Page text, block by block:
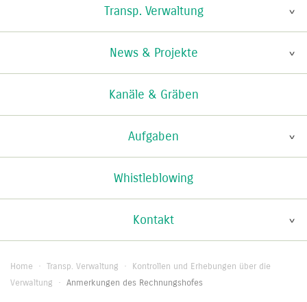
Transp. Verwaltung
News & Projekte
Kanäle & Gräben
Aufgaben
Whistleblowing
Kontakt
Home · Transp. Verwaltung · Kontrollen und Erhebungen über die
Verwaltung · Anmerkungen des Rechnungshofes